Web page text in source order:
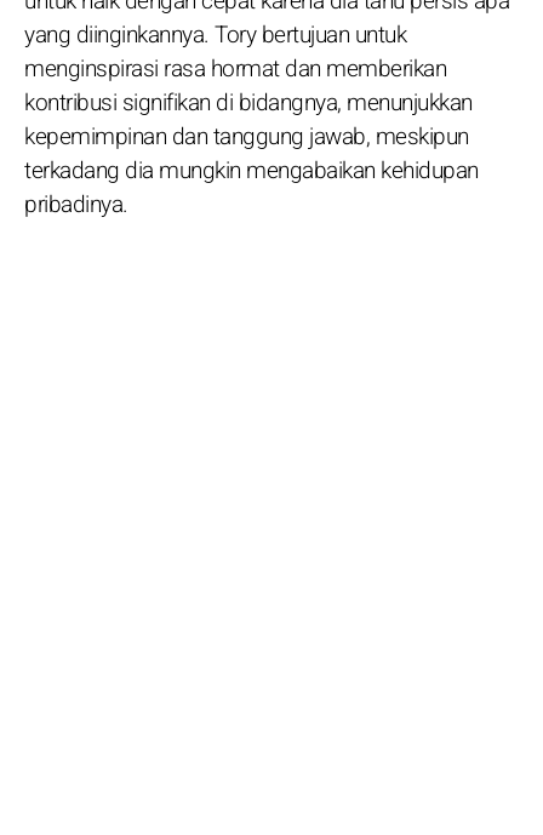
yang diinginkannya. Tory bertujuan untuk
menginspirasi rasa hormat dan memberikan
kontribusi signifikan di bidangnya, menunjukkan
kepemimpinan dan tanggung jawab, meskipun
terkadang dia mungkin mengabaikan kehidupan
pribadinya.